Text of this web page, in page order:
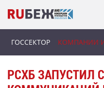
ГОССЕКТОР КОМПАНИИ
РСХБ ЗАПУСТИЛ